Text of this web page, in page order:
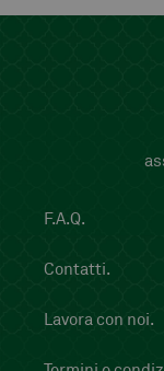
F.A.Q.
Contatti.
Lavora con noi.